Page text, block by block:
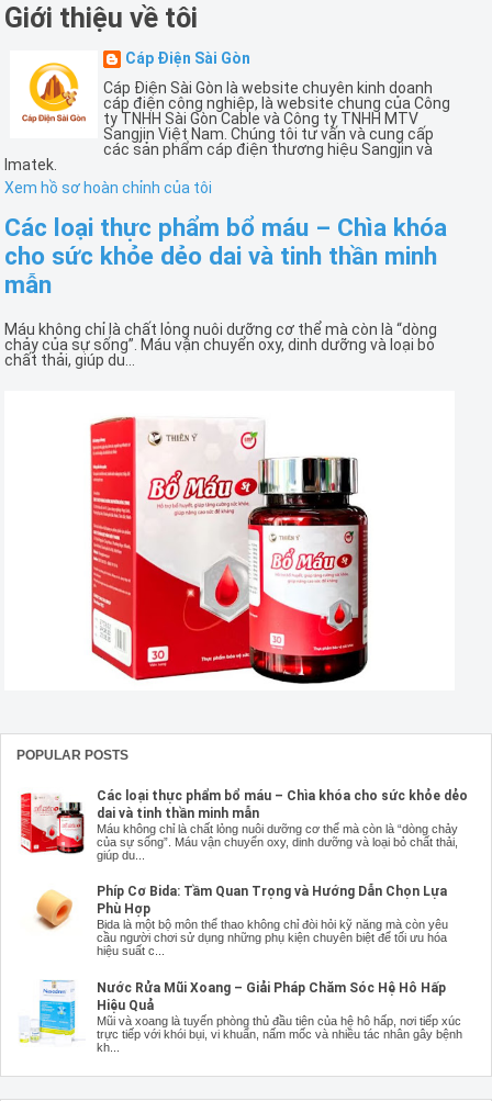
Giới thiệu về tôi
Cáp Điện Sài Gòn
Cáp Điện Sài Gòn là website chuyên kinh doanh
cáp điện công nghiệp, là website chung của Công
ty TNHH Sài Gòn Cable và Công ty TNHH MTV
Sangjin Việt Nam. Chúng tôi tư vấn và cung cấp
các sản phẩm cáp điện thương hiệu Sangjin và
Imatek.
Xem hồ sơ hoàn chỉnh của tôi
Các loại thực phẩm bổ máu – Chìa khóa
cho sức khỏe dẻo dai và tinh thần minh
mẫn
Máu không chỉ là chất lỏng nuôi dưỡng cơ thể mà còn là “dòng
chảy của sự sống”. Máu vận chuyển oxy, dinh dưỡng và loại bỏ
chất thải, giúp du...
POPULAR POSTS
Các loại thực phẩm bổ máu – Chìa khóa cho sức khỏe dẻo
dai và tinh thần minh mẫn
Máu không chỉ là chất lỏng nuôi dưỡng cơ thể mà còn là “dòng chảy
của sự sống”. Máu vận chuyển oxy, dinh dưỡng và loại bỏ chất thải,
giúp du...
Phíp Cơ Bida: Tầm Quan Trọng và Hướng Dẫn Chọn Lựa
Phù Hợp
Bida là một bộ môn thể thao không chỉ đòi hỏi kỹ năng mà còn yêu
cầu người chơi sử dụng những phụ kiện chuyên biệt để tối ưu hóa
hiệu suất c...
Nước Rửa Mũi Xoang – Giải Pháp Chăm Sóc Hệ Hô Hấp
Hiệu Quả
Mũi và xoang là tuyến phòng thủ đầu tiên của hệ hô hấp, nơi tiếp xúc
trực tiếp với khói bụi, vi khuẩn, nấm mốc và nhiều tác nhân gây bệnh
kh...